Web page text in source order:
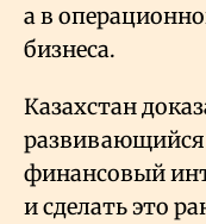
а в
бизнеса.
Казахстан
развивающийся
финансовый
и сделать это